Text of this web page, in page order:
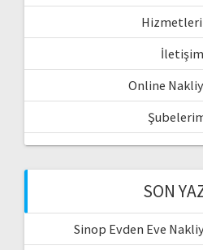
İletişim
Online
SON
Sinop Evden Eve